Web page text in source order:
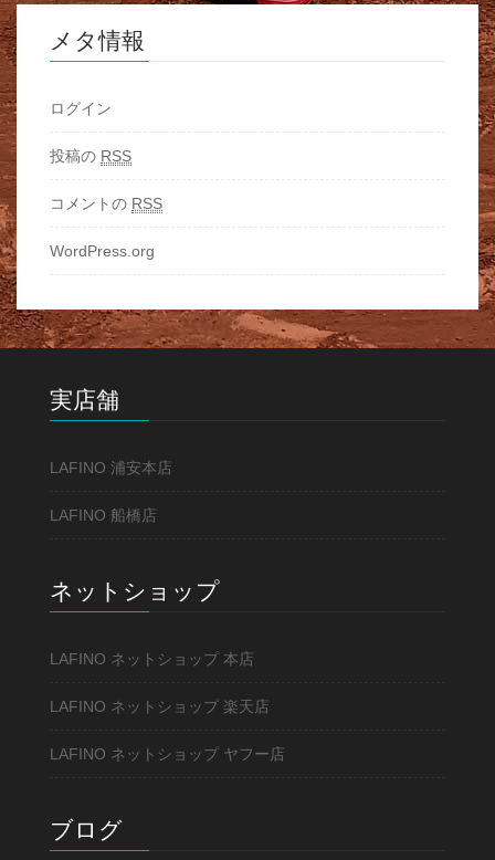
メタ情報
ログイン
投稿の RSS
コメントの RSS
WordPress.org
実店舗
LAFINO 浦安本店
LAFINO 船橋店
ネットショップ
LAFINO ネットショップ 本店
LAFINO ネットショップ 楽天店
LAFINO ネットショップ ヤフー店
ブログ